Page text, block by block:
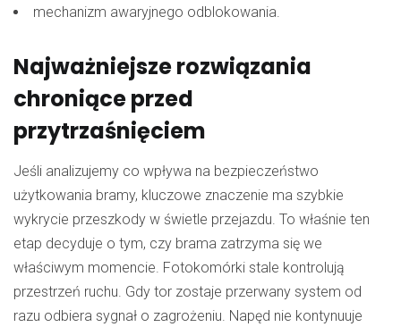
mechanizm awaryjnego odblokowania.
Najważniejsze rozwiązania
chroniące przed
przytrzaśnięciem
Jeśli analizujemy co wpływa na bezpieczeństwo
użytkowania bramy, kluczowe znaczenie ma szybkie
wykrycie przeszkody w świetle przejazdu. To właśnie ten
etap decyduje o tym, czy brama zatrzyma się we
właściwym momencie. Fotokomórki stale kontrolują
przestrzeń ruchu. Gdy tor zostaje przerwany system od
razu odbiera sygnał o zagrożeniu. Napęd nie kontynuuje